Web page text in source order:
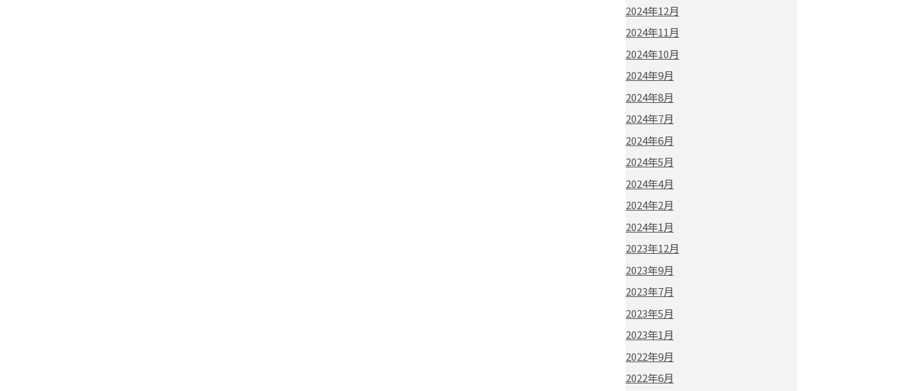
2024年12月
2024年11月
2024年10月
2024年9月
2024年8月
2024年7月
2024年6月
2024年5月
2024年4月
2024年2月
2024年1月
2023年12月
2023年9月
2023年7月
2023年5月
2023年1月
2022年9月
2022年6月